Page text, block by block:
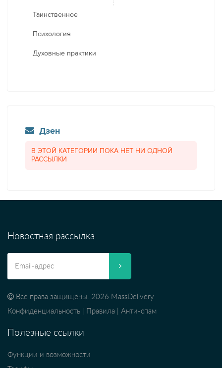
Таинственное
Психология
Духовные практики
Дзен
В ЭТОЙ КАТЕГОРИИ ПОКА НЕТ НИ ОДНОЙ
РАССЫЛКИ
Новостная рассылка
Все права защищены. 2026 MassDelivery
Конфиденциальность
Правила Анти-спам
Полезные ссылки
Функции и возможности